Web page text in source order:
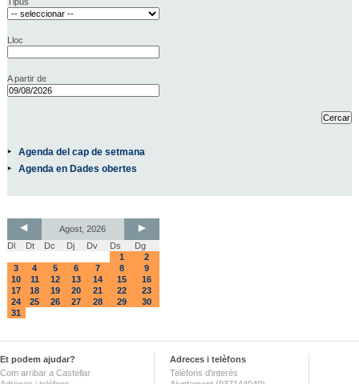
Lloc
A partir de
Agenda del cap de setmana
Agenda en Dades obertes
Agost, 2026
Dl
Dt Dc Dj Dv Ds
Dg
1
2
3
4 5 6 7 8
9
10
11 12 13 14 15
16
17
18 19 20 21 22
23
24
25 26 27 28 29
30
31
Et podem ajudar?
Com arribar a Castellar
Adreces i telèfons
Telèfons d'interès